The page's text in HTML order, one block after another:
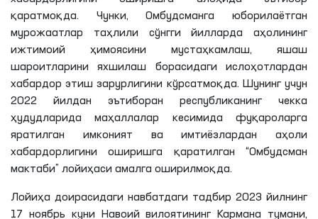
қаратмоқда. Чунки, Омбудсманга юборилаётган
мурожаатлар таҳлили сўнгги йилларда аҳолининг
ижтимоий ҳимоясини мустаҳкамлаш, яшаш
шароитларини яхшилаш борасидаги ислоҳотлардан
хабардор этиш зарурлигини кўрсатмоқда. Шунинг учун
2022 йилдан эътиборан республиканинг чекка
ҳудудларида маҳаллалар кесимида фуқароларга
яратилган имконият ва имтиёзлардан аҳоли
хабардорлигини оширишга қаратилган “Омбудсман
мактаби” лойиҳаси амалга оширилмоқда.
Лойиҳа доирасидаги навбатдаги тадбир 2023 йилнинг
17 ноябрь куни Навоий вилоятининг
Кармана тумани,